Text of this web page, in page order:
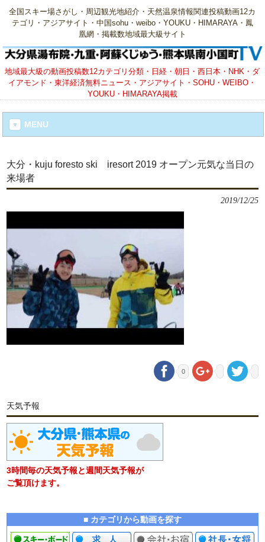
全国スキー場さがし・周辺観光地紹介・天然温泉情報関連投稿動画12カ
テゴリ・アジアサイト・中国sohu・weibo・YOUKU・HIMARAYA・鳳
凰網・掲載数地域最大級サイト
地域最大級の動画投稿数12カテゴリ分類・日経・朝日・西日本・NHK・ダ
イアモンド・東洋経済無料ニュース・アジアサイト・SOHU・WEIBO・
YOUKU・HIMARAYA掲載
MENU
大分・kuju foresto ski iresort 2019 オープン元気な当日の
来場者
2019/12/25
0
天気予報
3時間毎の天気予報と週間天気予報が
ご覧頂けます。
■ カテゴリから動画を探す